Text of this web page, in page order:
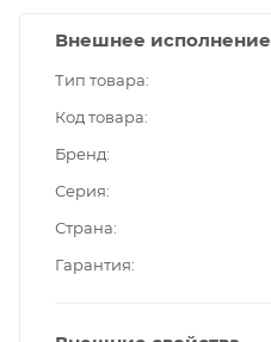
Внешнее исполнение
Тип товара
Код товара
Бренд
Серия
Страна
Гарантия